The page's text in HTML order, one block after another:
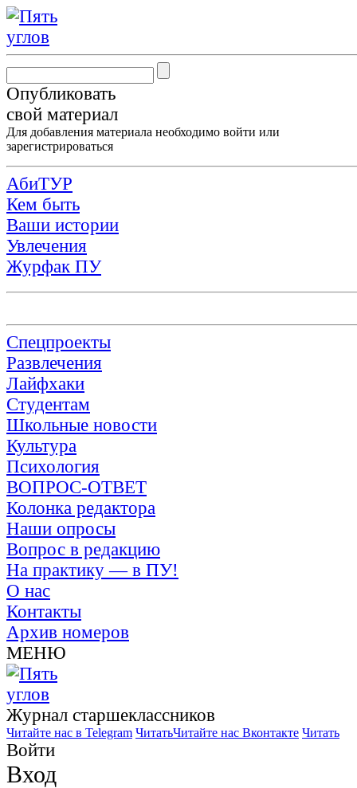
Опубликовать
свой материал
Для добавления материала необходимо войти или
зарегистрироваться
АбиТУР
Кем быть
Ваши истории
Увлечения
Журфак ПУ
Спецпроекты
Развлечения
Лайфхаки
Студентам
Школьные новости
Культура
Психология
ВОПРОС-ОТВЕТ
Колонка редактора
Наши опросы
Вопрос в редакцию
На практику — в ПУ!
О нас
Контакты
Архив номеров
МЕНЮ
Журнал старшекласcников
Читайте нас в Telegram ЧитатьЧитайте нас Вконтакте Читать
Войти
Вход